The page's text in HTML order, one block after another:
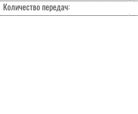
Количество передач: